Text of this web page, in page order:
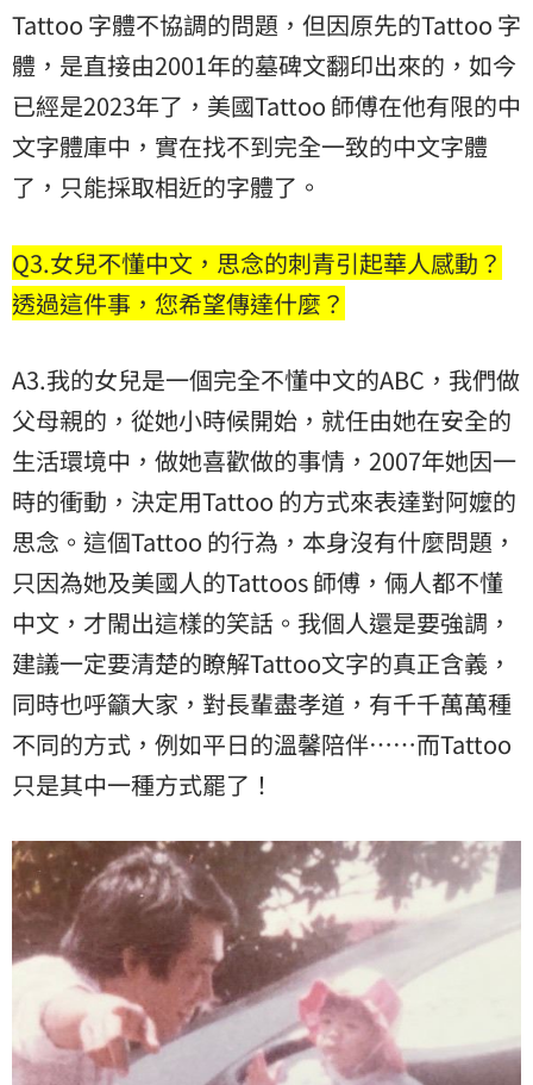
Tattoo 字體不協調的問題，但因原先的Tattoo 字
體，是直接由2001年的墓碑文翻印出來的，如今
已經是2023年了，美國Tattoo 師傅在他有限的中
文字體庫中，實在找不到完全一致的中文字體
了，只能採取相近的字體了。
Q3.女兒不懂中文，思念的刺青引起華人感動？
透過這件事，您希望傳達什麼？
A3.我的女兒是一個完全不懂中文的ABC，我們做
父母親的，從她小時候開始，就任由她在安全的
生活環境中，做她喜歡做的事情，2007年她因一
時的衝動，決定用Tattoo 的方式來表達對阿嬤的
思念。這個Tattoo 的行為，本身沒有什麼問題，
只因為她及美國人的Tattoos 師傅，倆人都不懂
中文，才閙出這樣的笑話。我個人還是要強調，
建議一定要清楚的瞭解Tattoo文字的真正含義，
同時也呼籲大家，對長輩盡孝道，有千千萬萬種
不同的方式，例如平日的溫馨陪伴⋯⋯而Tattoo
只是其中一種方式罷了！